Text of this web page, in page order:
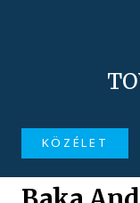
KÖZÉLET